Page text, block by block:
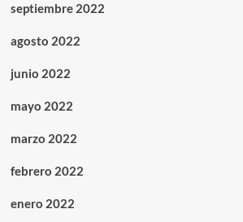
septiembre 2022
agosto 2022
junio 2022
mayo 2022
marzo 2022
febrero 2022
enero 2022